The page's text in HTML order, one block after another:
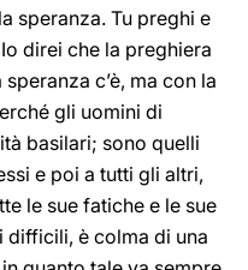
speranza. Tu preghi e
direi che la preghiera
c’è, ma con la
gli uomini di
basilari; sono quelli
e poi a tutti gli altri,
le sue fatiche e le sue
difficili, è colma di una